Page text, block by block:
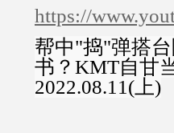
https://
帮中"捣"弹搭
书？KMT自甘
2022.08.11(上)